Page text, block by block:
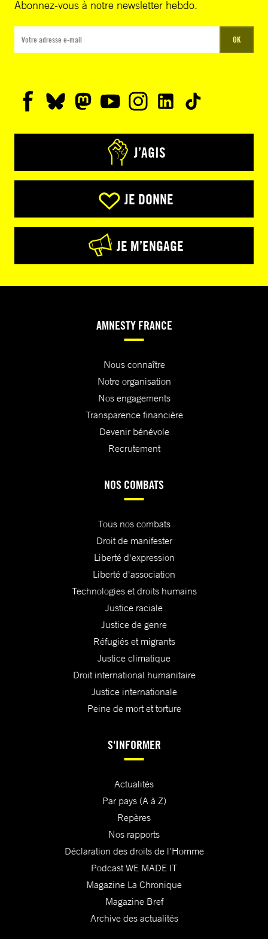
Abonnez-vous à notre newsletter hebdo.
OK
J’AGIS
JE DONNE
JE M’ENGAGE
AMNESTY FRANCE
Nous connaître
Notre organisation
Nos engagements
Transparence financière
Devenir bénévole
Recrutement
NOS COMBATS
Tous nos combats
Droit de manifester
Liberté d'expression
Liberté d'association
Technologies et droits humains
Justice raciale
Justice de genre
Réfugiés et migrants
Justice climatique
Droit international humanitaire
Justice internationale
Peine de mort et torture
S'INFORMER
Actualités
Par pays (A à Z)
Repères
Nos rapports
Déclaration des droits de l'Homme
Podcast WE MADE IT
Magazine La Chronique
Magazine Bref
Archive des actualités